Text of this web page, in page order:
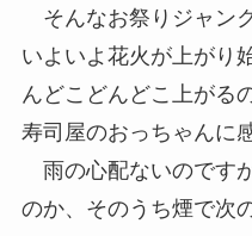
そんなお祭りジャン
いよいよ花火が上がり
んどこどんどこ上がる
寿司屋のおっちゃんに
雨の心配ないのです
のか、そのうち煙で次